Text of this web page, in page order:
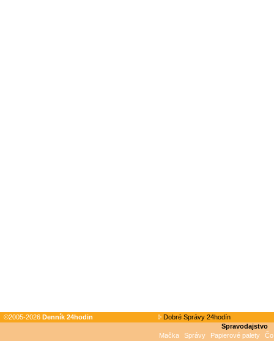
©2005-2026 Denník 24hodin
Dobré Správy 24hodín
Spravodajstvo
Mačka
Správy Papierové palety